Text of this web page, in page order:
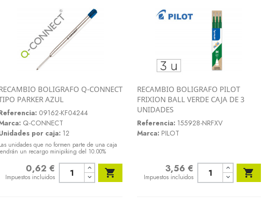
Vista rápida
BOLIGRAFO Q-CONNECT
PARKER AZUL
09162-KF04244
Q-CONNECT
por caja: 12
unidades que no formen parte de una caja
un recargo minipiking del 10.00%
0,62 €
Impuestos incluidos 
 Vista rápida
RECAMBIO BOLIGRAFO PILOT
FRIXION BALL VERDE CAJA DE 3
UNIDADES
Referencia: 155928-NRFXV
Marca: PILOT
3,56 €
Impuestos incluidos 